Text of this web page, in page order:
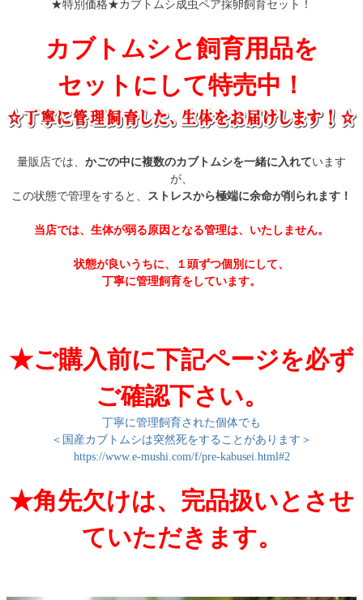
★特別価格★カブトムシ成虫ペア採卵飼育セット！
カブトムシと飼育用品を
セットにして特売中！
量販店では、 かごの中に複数のカブトムシを一緒に入れています
が、
この状態で管理をすると、
ストレスから極端に余命が削られます！
当店では、生体が弱る原因となる管理は、いたしません。
状態が良いうちに、１頭ずつ個別にして、
丁寧に管理飼育をしています。
★ご購入前に下記ページを必ず
ご確認下さい。
丁寧に管理飼育された個体でも
＜国産カブトムシは突然死をすることがあります＞
https://www.e-mushi.com/f/pre-kabusei.html#2
★角先欠けは、完品扱いとさせ
ていただきます。